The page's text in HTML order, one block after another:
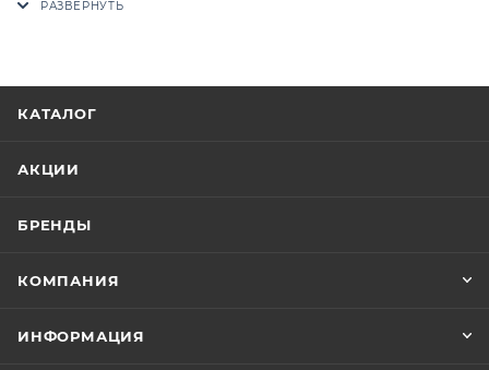
утверждение заказчика.
Цены на сайте не являются оптовыми и
приходит письмо только для подтверждения, что
КАТАЛОГ
АКЦИИ
БРЕНДЫ
КОМПАНИЯ
ИНФОРМАЦИЯ